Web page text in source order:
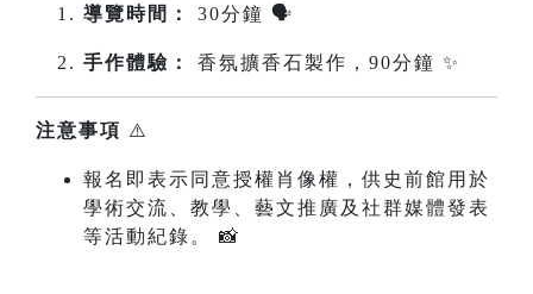
導覽時間： 30分鐘 🗣️
手作體驗： 香氛擴香石製作，90分鐘 ✨
注意事項 ⚠️
報名即表示同意授權肖像權，供史前館用於
學術交流、教學、藝文推廣及社群媒體發表
等活動紀錄。 📸